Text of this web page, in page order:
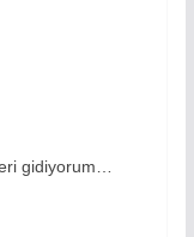
gidiyorum…